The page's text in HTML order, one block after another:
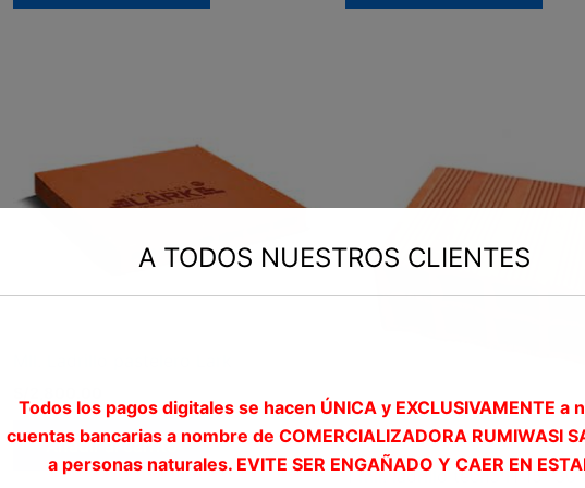
Añadir al carrito Ladrillos
1 mll. ladrillo techo H 15×30
A TODOS NUESTROS CLIENTES
Todos los pagos digitales se hacen ÚNICA y EXCLUSIVAMENTE a
cuentas bancarias a nombre de COMERCIALIZADORA RUMIWASI
a personas naturales. EVITE SER ENGAÑADO Y CAER EN